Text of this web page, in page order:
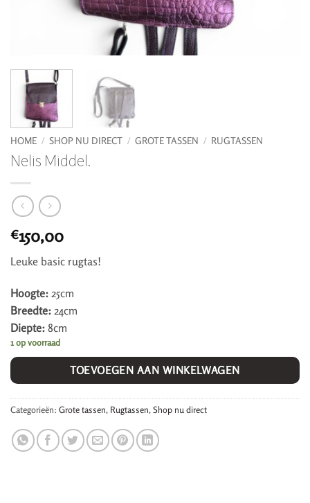
HOME / SHOP NU DIRECT / GROTE TASSEN / RUGTASSEN
Nelis Middel.
€150,00
Leuke basic rugtas!
Hoogte: 25cm
Breedte: 24cm
Diepte: 8cm
1 op voorraad
TOEVOEGEN AAN WINKELWAGEN
Categorieën: Grote tassen, Rugtassen, Shop nu direct